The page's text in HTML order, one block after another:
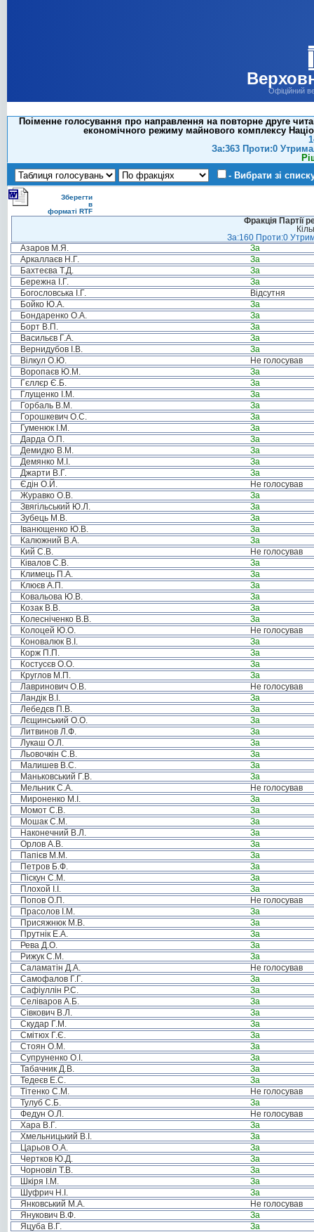
Офіційний
Поіменне голосування про направлення на повторне друге
економічного режиму майнового комплексу
За:363 Проти:0
- Вибрати зі
Зберегти
в
форматі RTF
Фракція Партії
За:160 Проти:0
Азаров М.Я.
За
Аркаллаєв Н.Г.
За
Бахтеєва Т.Д.
За
Бережна І.Г.
За
Богословська І.Г.
Відсутня
Бойко Ю.А.
За
Бондаренко О.А.
За
Борт В.П.
За
Васильєв Г.А.
За
Вернидубов І.В.
За
Вілкул О.Ю.
Не голосував
Воропаєв Ю.М.
За
Гєллєр Є.Б.
За
Глущенко І.М.
За
Горбаль В.М.
За
Горошкевич О.С.
За
Гуменюк І.М.
За
Дарда О.П.
За
Демидко В.М.
За
Демянко М.І.
За
Джарти В.Г.
За
Єдін О.Й.
Не голосував
Журавко О.В.
За
Звягільський Ю.Л.
За
Зубець М.В.
За
Іванющенко Ю.В.
За
Калюжний В.А.
За
Кий С.В.
Не голосував
Ківалов С.В.
За
Климець П.А.
За
Клюєв А.П.
За
Ковальова Ю.В.
За
Козак В.В.
За
Колесніченко В.В.
За
Колоцей Ю.О.
Не голосував
Коновалюк В.І.
За
Корж П.П.
За
Костусєв О.О.
За
Круглов М.П.
За
Лавринович О.В.
Не голосував
Ландік В.І.
За
Лебедєв П.В.
За
Лєщинський О.О.
За
Литвинов Л.Ф.
За
Лукаш О.Л.
За
Льовочкін С.В.
За
Малишев В.С.
За
Маньковський Г.В.
За
Мельник С.А.
Не голосував
Мироненко М.І.
За
Момот С.В.
За
Мошак С.М.
За
Наконечний В.Л.
За
Орлов А.В.
За
Папієв М.М.
За
Петров Б.Ф.
За
Піскун С.М.
За
Плохой І.І.
За
Попов О.П.
Не голосував
Прасолов І.М.
За
Присяжнюк М.В.
За
Прутнік Е.А.
За
Рева Д.О.
За
Рижук С.М.
За
Саламатін Д.А.
Не голосував
Самофалов Г.Г.
За
Сафіуллін Р.С.
За
Селіваров А.Б.
За
Сівкович В.Л.
За
Скудар Г.М.
За
Смітюх Г.Є.
За
Стоян О.М.
За
Супруненко О.І.
За
Табачник Д.В.
За
Тедеєв Е.С.
За
Тітенко С.М.
Не голосував
Тулуб С.Б.
За
Федун О.Л.
Не голосував
Хара В.Г.
За
Хмельницький В.І.
За
Царьов О.А.
За
Чертков Ю.Д.
За
Чорновіл Т.В.
За
Шкіря І.М.
За
Шуфрич Н.І.
За
Янковський М.А.
Не голосував
Янукович В.Ф.
За
Яцуба В.Г.
За